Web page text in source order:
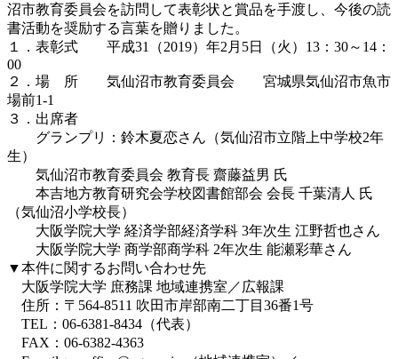
沼市教育委員会を訪問して表彰状と賞品を手渡し、今後の読
書活動を奨励する言葉を贈りました。
１．表彰式 平成31（2019）年2月5日（火）13：30～14：
00
２．場 所 気仙沼市教育委員会 宮城県気仙沼市魚市
場前1-1
３．出席者
グランプリ：鈴木夏恋さん（気仙沼市立階上中学校2年
生）
気仙沼市教育委員会 教育長 齋藤益男 氏
本吉地方教育研究会学校図書館部会 会長 千葉清人 氏
（気仙沼小学校長）
大阪学院大学 経済学部経済学科 3年次生 江野哲也さん
大阪学院大学 商学部商学科 2年次生 能瀬彩華さん
▼本件に関するお問い合わせ先
大阪学院大学 庶務課 地域連携室／広報課
住所：〒564-8511 吹田市岸部南二丁目36番1号
TEL：06-6381-8434（代表）
FAX：06-6382-4363